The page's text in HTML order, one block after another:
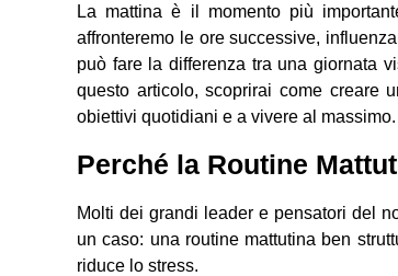
La mattina è il momento più
affronteremo le ore successive,
può fare la differenza tra una giornata
questo articolo, scoprirai come creare
obiettivi quotidiani e a vivere al massimo.
Perché la Routine
Molti dei grandi leader e pensatori del
un caso: una routine mattutina ben
riduce lo stress.